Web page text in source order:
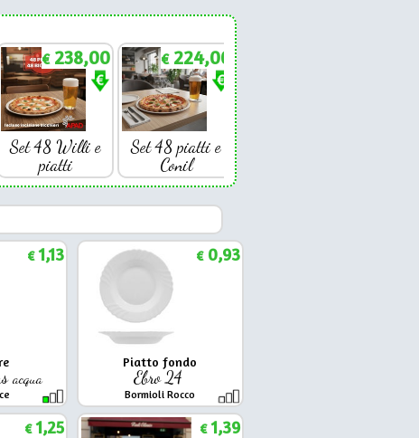
€238,00
Set 48 Willi e
piatti
€224,00
Set 48 piatti e
Conil
acqua
€1,13
Piatto fondo
Ebro 24
Bormioli Rocco
€0,93
€1,25 €1,39